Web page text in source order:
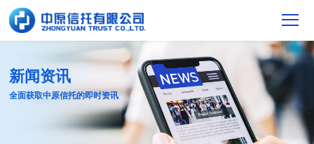
新闻资讯
全面获取中原信托的即时资讯